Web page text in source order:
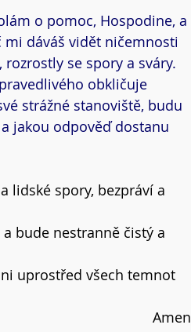
o pomoc, Hospodine, a
dáváš vidět ničemnosti
se spory a sváry.
obkličuje
strážné stanoviště, budu
jakou odpověď dostanu
lidské spory, bezpráví a
bude nestranně čistý a
uprostřed všech temnot
Amen